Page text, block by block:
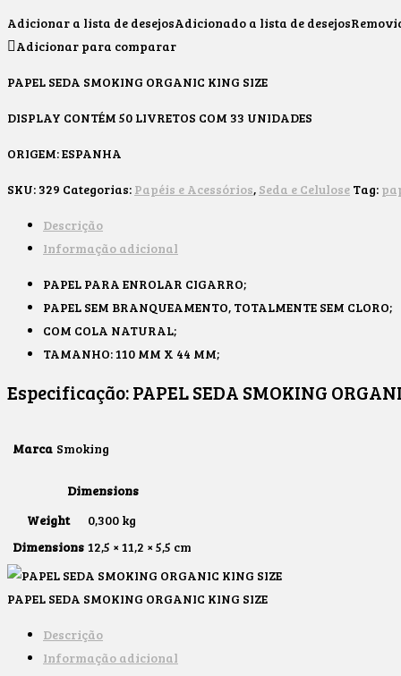
Adicionar a lista de desejosAdicionado a lista de desejos
Adicionar para comparar
PAPEL SEDA SMOKING ORGANIC KING SIZE
DISPLAY CONTÉM 50 LIVRETOS COM 33 UNIDADES
ORIGEM: ESPANHA
SKU: 329 Categorias: Papéis e Acessórios, Seda e Celulose Tag:
Descrição
Informação adicional
PAPEL PARA ENROLAR CIGARRO;
PAPEL SEM BRANQUEAMENTO, TOTALMENTE SEM CLORO;
COM COLA NATURAL;
TAMANHO: 110 MM X 44 MM;
Especificação:PAPEL SEDA SMOKING
Marca Smoking
Dimensions
Weight
0,300 kg
Dimensions 12,5 × 11,2 × 5,5 cm
PAPEL SEDA SMOKING ORGANIC KING SIZE
Descrição
Informação adicional